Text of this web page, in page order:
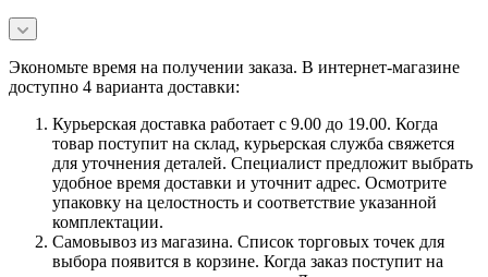
Экономьте время на получении заказа. В интернет-магазине
доступно 4 варианта доставки:
Курьерская доставка работает с 9.00 до 19.00. Когда
товар поступит на склад, курьерская служба свяжется
для уточнения деталей. Специалист предложит выбрать
удобное время доставки и уточнит адрес. Осмотрите
упаковку на целостность и соответствие указанной
комплектации.
Самовывоз из магазина. Список торговых точек для
выбора появится в корзине. Когда заказ поступит на